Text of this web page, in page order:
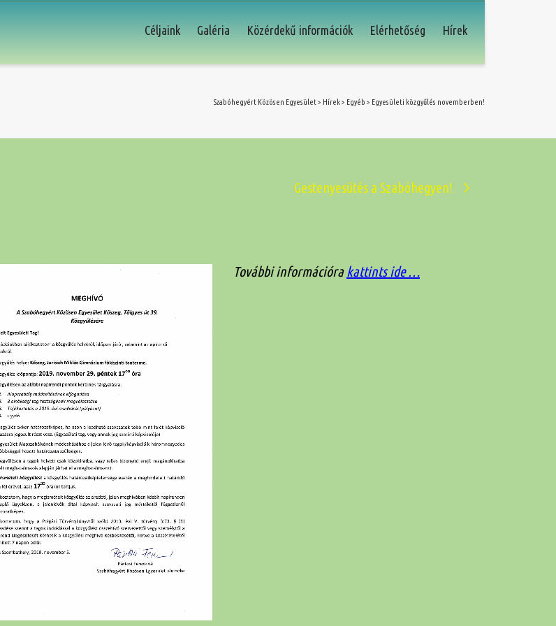
Céljaink Galéria Közérdekű információk Elérhetőség Hírek
Szabóhegyért Közösen Egyesület> Hírek> Egyéb > Egyesületi közgyűlés novemberben!
Gestenyesütés a Szabóhegyen!
További információra kattints ide …